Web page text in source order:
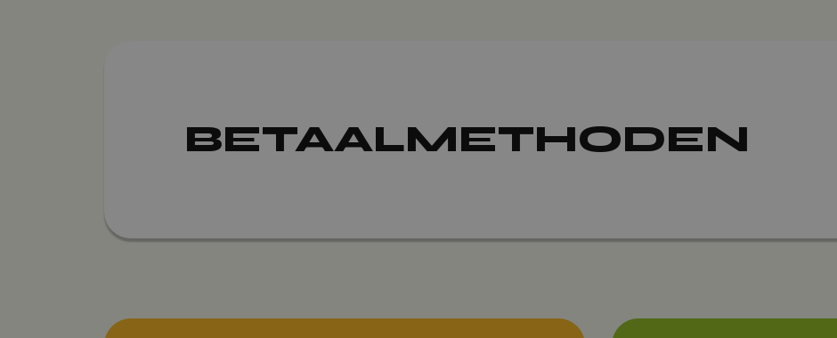
BETAALMETHODEN